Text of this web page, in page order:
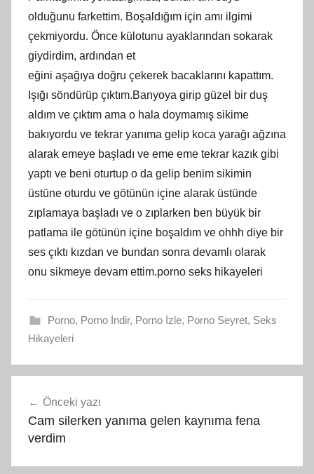
olduğunu farkettim. Boşaldığım için amı ilgimi
çekmiyordu. Önce külotunu ayaklarından sokarak
giydirdim, ardından et
eğini aşağıya doğru çekerek bacaklarını kapattım.
Işığı söndürüp çıktım.Banyoya girip güzel bir duş
aldım ve çıktım ama o hala doymamış sikime
bakıyordu ve tekrar yanıma gelip koca yarağı ağzına
alarak emeye başladı ve eme eme tekrar kazık gibi
yaptı ve beni oturtup o da gelip benim sikimin
üstüne oturdu ve götünün içine alarak üstünde
zıplamaya başladı ve o zıplarken ben büyük bir
patlama ile götünün içine boşaldım ve ohhh diye bir
ses çıktı kızdan ve bundan sonra devamlı olarak
onu sikmeye devam ettim.porno seks hikayeleri
Porno, Porno İndir, Porno İzle, Porno Seyret, Seks
Hikayeleri
gezinmesi
Önceki yazı
Cam silerken yanıma gelen kaynıma fena
verdim